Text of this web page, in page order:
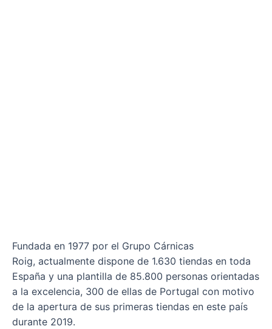
Fundada en 1977 por el Grupo Cárnicas
Roig, actualmente dispone de 1.630 tiendas en toda
España y una plantilla de 85.800 personas orientadas
a la excelencia, 300 de ellas de Portugal con motivo
de la apertura de sus primeras tiendas en este país
durante 2019.